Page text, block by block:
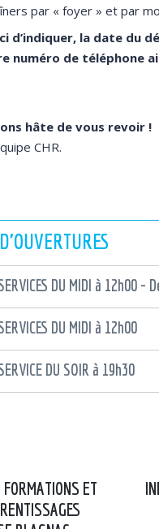
par « foyer » et par
d’indiquer, la date du
numéro de téléphone
hâte de vous revoir !
CHR.
DU MIDI à 12h00
DU MIDI à 12h00
DU SOIR à 19h30
FORMATIONS ET